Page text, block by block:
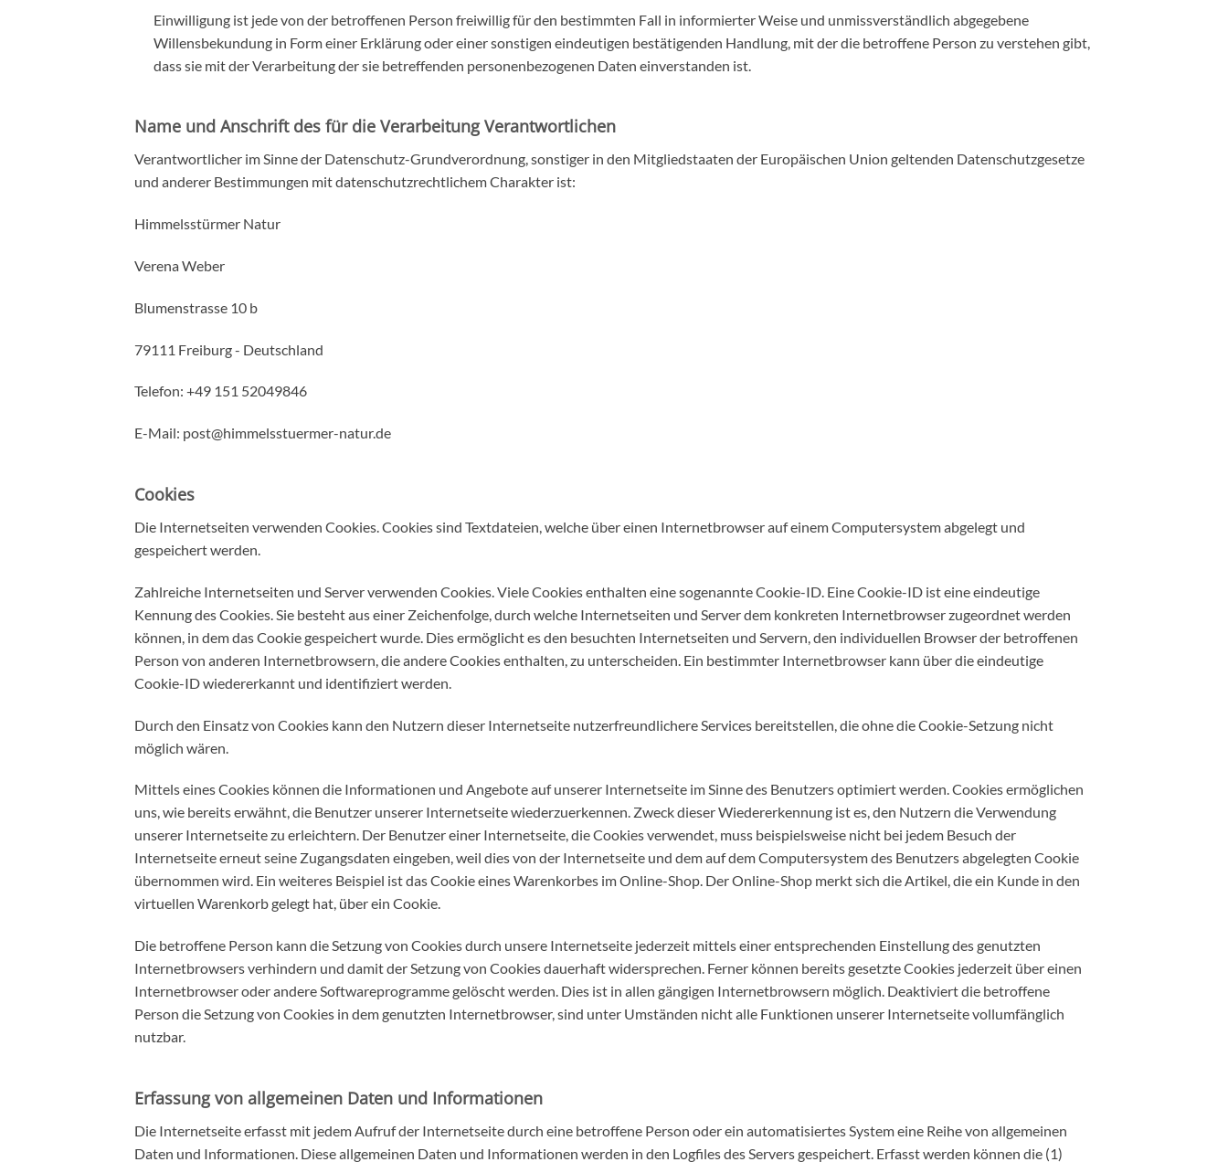
Einwilligung ist jede von der betroffenen Person freiwillig für den bestimmten Fall in informierter Weise und unmissverständlich abgegebene
Willensbekundung in Form einer Erklärung oder einer sonstigen eindeutigen bestätigenden Handlung, mit der die betroffene Person zu verstehen gibt,
dass sie mit der Verarbeitung der sie betreffenden personenbezogenen Daten einverstanden ist.
Name und Anschrift des für die Verarbeitung Verantwortlichen
Verantwortlicher im Sinne der Datenschutz-Grundverordnung, sonstiger in den Mitgliedstaaten der Europäischen Union geltenden Datenschutzgesetze
und anderer Bestimmungen mit datenschutzrechtlichem Charakter ist:
Himmelsstürmer Natur
Verena Weber
Blumenstrasse 10 b
79111 Freiburg - Deutschland
Telefon: +49 151 52049846
E-Mail: post@himmelsstuermer-natur.de
Cookies
Die Internetseiten verwenden Cookies. Cookies sind Textdateien, welche über einen Internetbrowser auf einem Computersystem abgelegt und
gespeichert werden.
Zahlreiche Internetseiten und Server verwenden Cookies. Viele Cookies enthalten eine sogenannte Cookie-ID. Eine Cookie-ID ist eine eindeutige
Kennung des Cookies. Sie besteht aus einer Zeichenfolge, durch welche Internetseiten und Server dem konkreten Internetbrowser zugeordnet werden
können, in dem das Cookie gespeichert wurde. Dies ermöglicht es den besuchten Internetseiten und Servern, den individuellen Browser der betroffenen
Person von anderen Internetbrowsern, die andere Cookies enthalten, zu unterscheiden. Ein bestimmter Internetbrowser kann über die eindeutige
Cookie-ID wiedererkannt und identifiziert werden.
Durch den Einsatz von Cookies kann den Nutzern dieser Internetseite nutzerfreundlichere Services bereitstellen, die ohne die Cookie-Setzung nicht
möglich wären.
Mittels eines Cookies können die Informationen und Angebote auf unserer Internetseite im Sinne des Benutzers optimiert werden. Cookies ermöglichen
uns, wie bereits erwähnt, die Benutzer unserer Internetseite wiederzuerkennen. Zweck dieser Wiedererkennung ist es, den Nutzern die Verwendung
unserer Internetseite zu erleichtern. Der Benutzer einer Internetseite, die Cookies verwendet, muss beispielsweise nicht bei jedem Besuch der
Internetseite erneut seine Zugangsdaten eingeben, weil dies von der Internetseite und dem auf dem Computersystem des Benutzers abgelegten Cookie
übernommen wird. Ein weiteres Beispiel ist das Cookie eines Warenkorbes im Online-Shop. Der Online-Shop merkt sich die Artikel, die ein Kunde in den
virtuellen Warenkorb gelegt hat, über ein Cookie.
Die betroffene Person kann die Setzung von Cookies durch unsere Internetseite jederzeit mittels einer entsprechenden Einstellung des genutzten
Internetbrowsers verhindern und damit der Setzung von Cookies dauerhaft widersprechen. Ferner können bereits gesetzte Cookies jederzeit über einen
Internetbrowser oder andere Softwareprogramme gelöscht werden. Dies ist in allen gängigen Internetbrowsern möglich. Deaktiviert die betroffene
Person die Setzung von Cookies in dem genutzten Internetbrowser, sind unter Umständen nicht alle Funktionen unserer Internetseite vollumfänglich
nutzbar.
Erfassung von allgemeinen Daten und Informationen
Die Internetseite erfasst mit jedem Aufruf der Internetseite durch eine betroffene Person oder ein automatisiertes System eine Reihe von allgemeinen
Daten und Informationen. Diese allgemeinen Daten und Informationen werden in den Logfiles des Servers gespeichert. Erfasst werden können die (1)